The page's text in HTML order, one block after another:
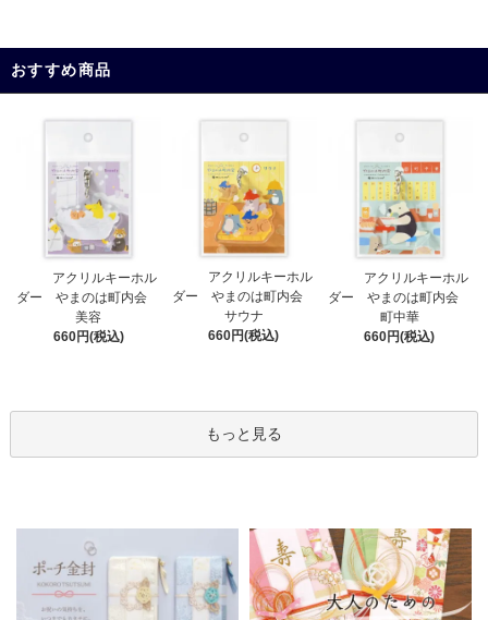
おすすめ商品
アクリルキーホル
ダー やまのは町内会
美容
660円(税込)
アクリルキーホル
ダー やまのは町内会
サウナ
660円(税込)
アクリルキーホル
ダー やまのは町内会
町中華
660円(税込)
もっと見る